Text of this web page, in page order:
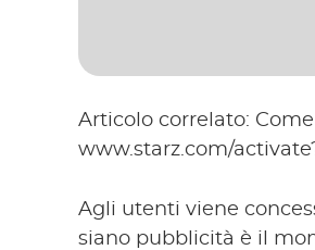
Articolo correlato:
www.starz.com/
Agli utenti viene
siano pubblicità è il